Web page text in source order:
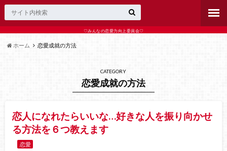
♡みんなの恋愛力向上委員会♡
ホーム 恋愛成就の方法
CATEGORY
恋愛成就の方法
恋人になれたらいいな…好きな人を振り向かせ
る方法を６つ教えます
恋愛